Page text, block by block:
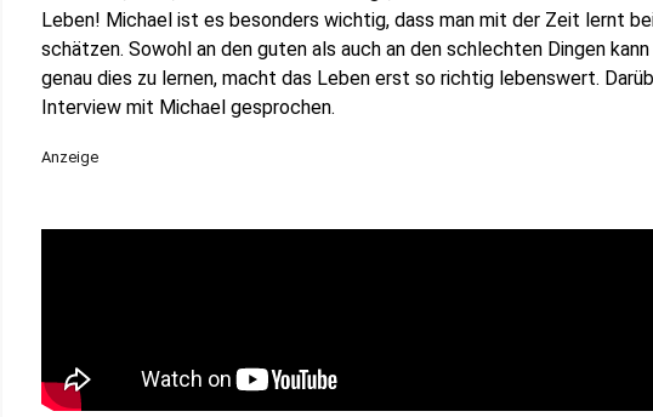
Leben! Michael ist es besonders wichtig, dass man mit der Zeit lernt
schätzen. Sowohl an den guten als auch an den schlechten Dingen
genau dies zu lernen, macht das Leben erst so richtig lebenswert.
Interview mit Michael gesprochen.
Anzeige